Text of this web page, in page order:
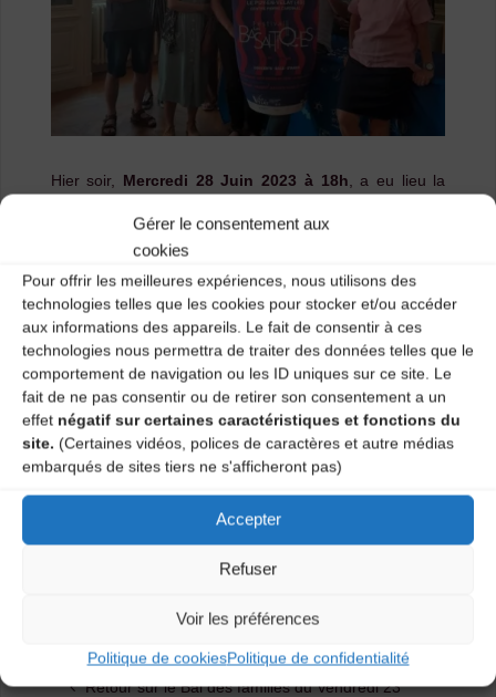
Gérer le consentement aux
cookies
Pour offrir les meilleures expériences, nous utilisons des
technologies telles que les cookies pour stocker et/ou accéder
aux informations des appareils. Le fait de consentir à ces
technologies nous permettra de traiter des données telles que le
comportement de navigation ou les ID uniques sur ce site. Le
fait de ne pas consentir ou de retirer son consentement a un
effet négatif sur certaines caractéristiques et fonctions du
site. (Certaines vidéos, polices de caractères et autre médias
embarqués de sites tiers ne s'afficheront pas)
Accepter
Refuser
Voir les préférences
Politique de cookiesPolitique de confidentialité
Hier soir, Mercredi 28 Juin 2023 à 18h , a eu lieu la
Basaltiquesà la mairie du Puy-en-Velay,
cette 18ème édition qui compte cette année pas moins
de 14 groupes venus de Haute-Loire et d’ailleurs pour
animer les soirées avec des apéro-concerts, des bœufs
et des bals mais aussi les journées grâce à des stages.
Le festival se rapproche à grands pas, les stages se
remplissent à un bon rythme, mais les places sont
limitées alors n’attendez plus !
Pour les soirées et le repas du terroir du Mercredi, la
tourisme, prenez vite vos places !
Merci à la mairie du Puy-en-Velay de nous avoir
aux bénévoles et tous ceux qui étaient présents !
Retour sur le Bal des familles du Vendredi 23